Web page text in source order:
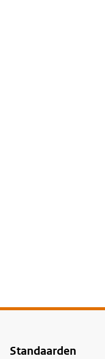
Voet
Standaarden